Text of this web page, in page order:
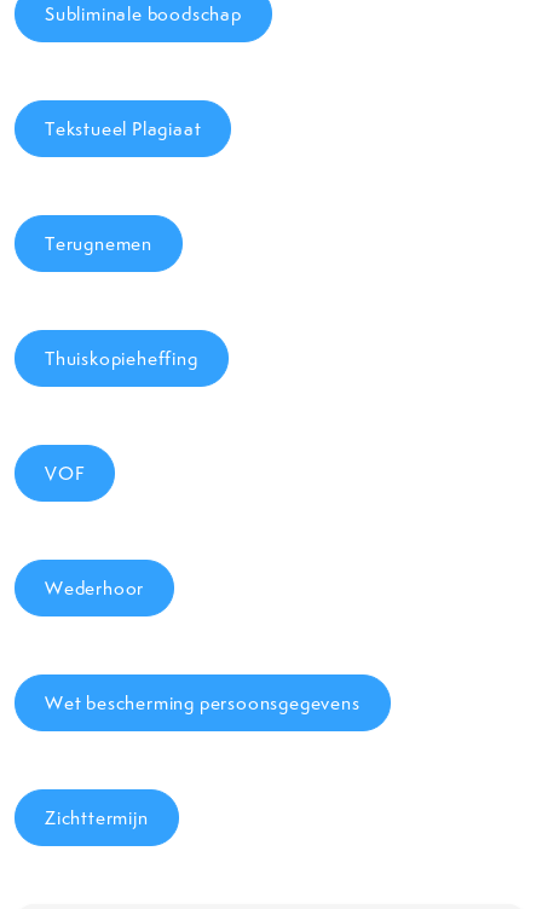
Subliminale boodschap
Tekstueel Plagiaat
Terugnemen
Thuiskopieheffing
VOF
Wederhoor
Wet bescherming persoonsgegevens
Zichttermijn